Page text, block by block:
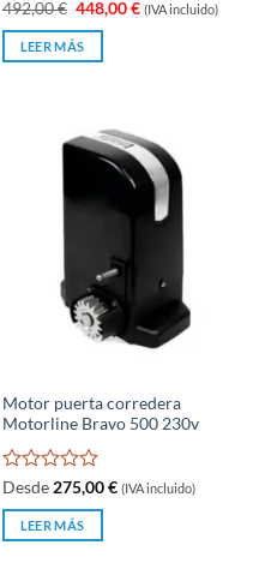
0
5
492,00€ El
precio
original
era:
448,00€El
precio
(IVA incluido)
LEER MÁS
Motor puerta corredera
Motorline Bravo 500 230v
Valorado
con
de
Desde 275,00€ (IVA incluido)
LEER MÁS